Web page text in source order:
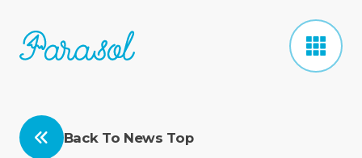
Back To News Top